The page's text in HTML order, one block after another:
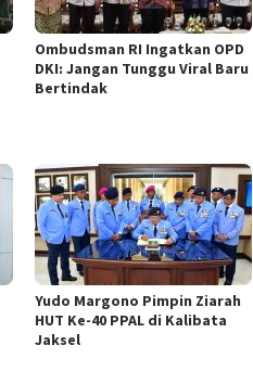
Ombudsman RI Ingatkan OPD
DKI: Jangan Tunggu Viral Baru
Bertindak
Yudo Margono Pimpin Ziarah
HUT Ke-40 PPAL di Kalibata
Jaksel